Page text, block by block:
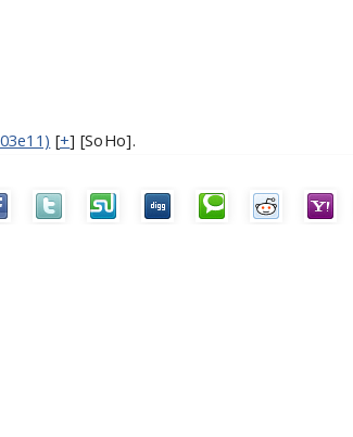
[+] [SoHo].